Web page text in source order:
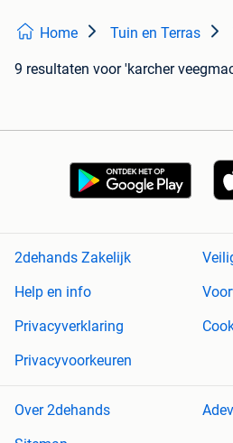
Home Tuin en Terras
9 resultaten voor 'karcher
2dehands Zakelijk
Help en info
Privacyverklaring
Privacyvoorkeuren
Over 2dehands